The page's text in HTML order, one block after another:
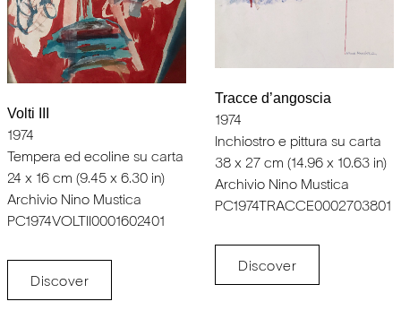
Volti III
1974
Tempera ed ecoline su carta
24 x 16 cm (9.45 x 6.30 in)
Archivio Nino Mustica
PC1974VOLTII0001602401
Discover
Tracce d’angoscia
1974
Inchiostro e pittura su carta
38 x 27 cm (14.96 x 10.63 in)
Archivio Nino Mustica
PC1974TRACCE0002703801
Discover